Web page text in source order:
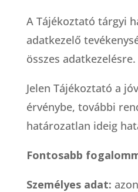
A Tájékoztató tárgyi
adatkezelő
összes adatkezelésre.
Jelen Tájékoztató a
érvénybe, további
határozatlan ideig
Fontosabb
Személyes adat: